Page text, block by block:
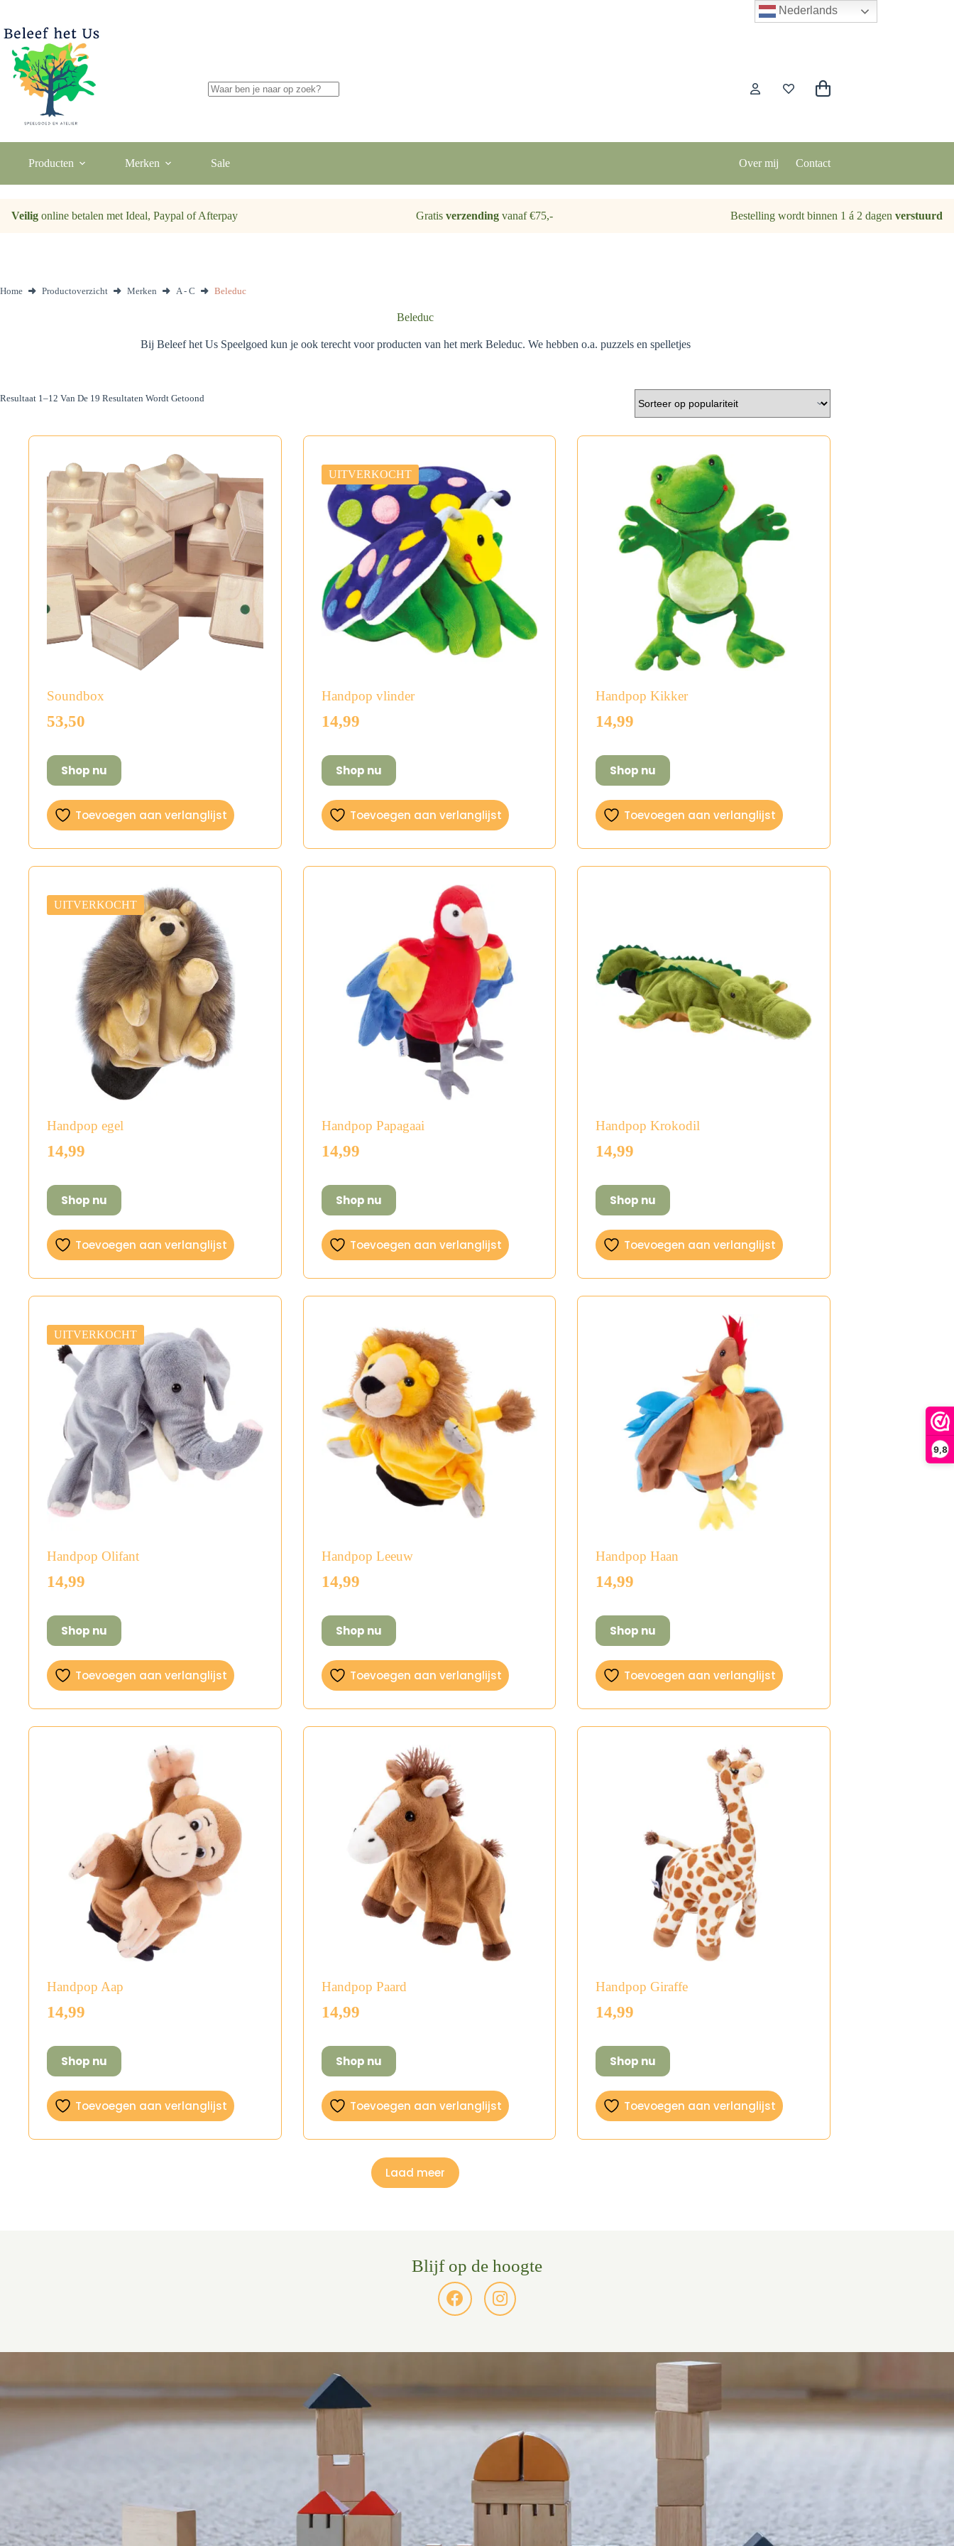
9,8
de
inhoud
Winkelwagen
Producten Merken Sale Over mij Contact
Veilig online betalen met Ideal, Paypal of Afterpay Gratis verzendingvanaf €75,- Bestelling wordt binnen 1 á 2 dagen verstuurd
Home Productoverzicht Merken A - C Beleduc
Beleduc
Bij Beleef het Us Speelgoed kun je ook terecht voor producten van het merk Beleduc. We hebben o.a. puzzels en spelletjes
Resultaat 1–12 Van De 19 Resultaten Wordt Getoond
Soundbox
53,50
Shop nu
Toevoegen aan verlanglijst
UITVERKOCHT
Handpop vlinder
14,99
Shop nu
Toevoegen aan verlanglijst
Handpop Kikker
14,99
Shop nu
Toevoegen aan verlanglijst
UITVERKOCHT
Handpop egel
14,99
Shop nu
Toevoegen aan verlanglijst
Handpop Papagaai
14,99
Shop nu
Toevoegen aan verlanglijst
Handpop Krokodil
14,99
Shop nu
Toevoegen aan verlanglijst
UITVERKOCHT
Handpop Olifant
14,99
Shop nu
Toevoegen aan verlanglijst
Handpop Leeuw
14,99
Shop nu
Toevoegen aan verlanglijst
Handpop Haan
14,99
Shop nu
Toevoegen aan verlanglijst
Handpop Aap
14,99
Shop nu
Toevoegen aan verlanglijst
Handpop Paard
14,99
Shop nu
Toevoegen aan verlanglijst
Handpop Giraffe
14,99
Shop nu
Toevoegen aan verlanglijst
Laad meer
Blijf op de hoogte
Nederlands